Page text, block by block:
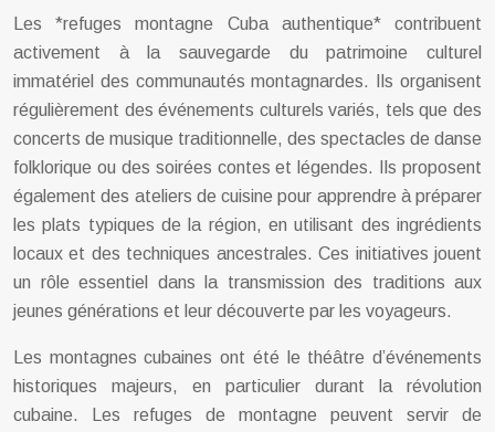
Les *refuges montagne Cuba authentique* contribuent
activement à la sauvegarde du patrimoine culturel
immatériel des communautés montagnardes. Ils organisent
régulièrement des événements culturels variés, tels que des
concerts de musique traditionnelle, des spectacles de danse
folklorique ou des soirées contes et légendes. Ils proposent
également des ateliers de cuisine pour apprendre à préparer
les plats typiques de la région, en utilisant des ingrédients
locaux et des techniques ancestrales. Ces initiatives jouent
un rôle essentiel dans la transmission des traditions aux
jeunes générations et leur découverte par les voyageurs.
Les montagnes cubaines ont été le théâtre d’événements
historiques majeurs, en particulier durant la révolution
cubaine. Les refuges de montagne peuvent servir de